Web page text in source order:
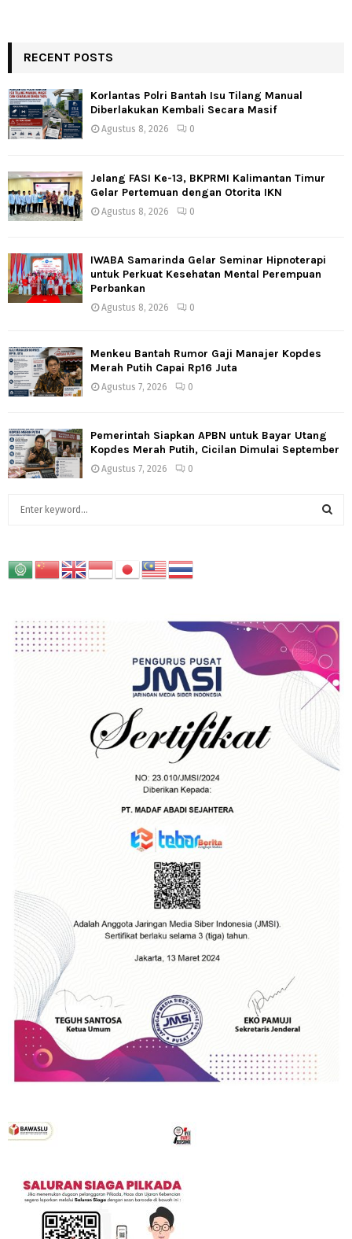
RECENT POSTS
Korlantas Polri Bantah Isu Tilang Manual
Diberlakukan Kembali Secara Masif
Agustus 8, 2026 0
Jelang FASI Ke-13, BKPRMI Kalimantan Timur
Gelar Pertemuan dengan Otorita IKN
Agustus 8, 2026 0
IWABA Samarinda Gelar Seminar Hipnoterapi
untuk Perkuat Kesehatan Mental Perempuan
Perbankan
Agustus 8, 2026 0
Menkeu Bantah Rumor Gaji Manajer Kopdes
Merah Putih Capai Rp16 Juta
Agustus 7, 2026 0
Pemerintah Siapkan APBN untuk Bayar Utang
Kopdes Merah Putih, Cicilan Dimulai September
Agustus 7, 2026 0
c
C
H